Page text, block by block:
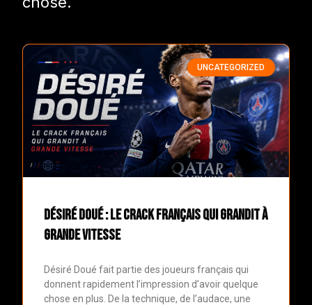
UNCATEGORIZED
Désiré Doué : le crack français qui grandit à
grande vitesse
Désiré Doué fait partie des joueurs français qui
donnent rapidement l’impression d’avoir quelque
chose en plus. De la technique, de l’audace, une